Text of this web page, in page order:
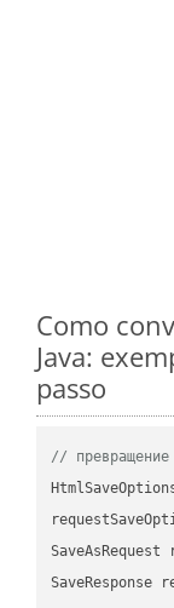
Como
Java:
passo
// превращение